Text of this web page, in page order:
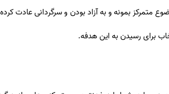
متمرکز بمونه و به آزاد بودن و سرگردانی عادت
برای رسیدن به این هدفه.